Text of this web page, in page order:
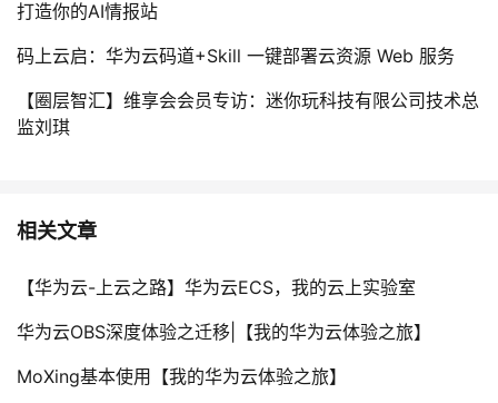
打造你的AI情报站
码上云启：华为云码道+Skill 一键部署云资源 Web 服务
【圈层智汇】维享会会员专访：迷你玩科技有限公司技术总
监刘琪
相关文章
【华为云-上云之路】华为云ECS，我的云上实验室
华为云OBS深度体验之迁移|【我的华为云体验之旅】
MoXing基本使用【我的华为云体验之旅】